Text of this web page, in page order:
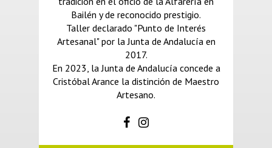
Bailén y de reconocido prestigio.
Taller declarado "Punto de Interés
Artesanal" por la Junta de Andalucía en
2017.
En 2023, la Junta de Andalucía concede a
Cristóbal Arance la distinción de Maestro
Artesano.